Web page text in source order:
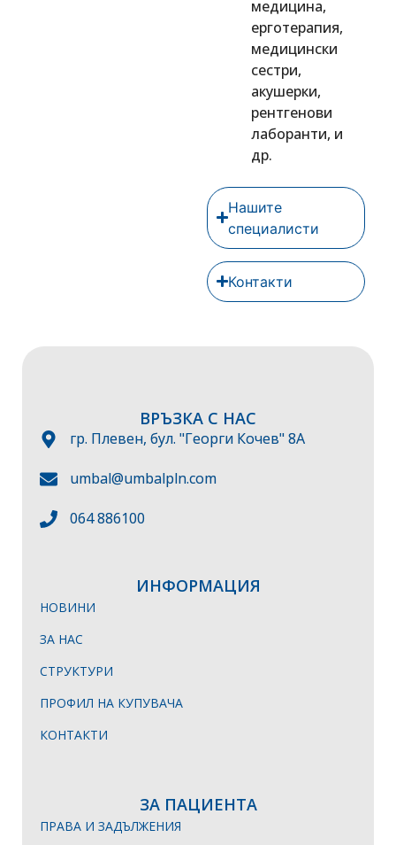
медицина,
ерготерапия,
медицински
сестри,
акушерки,
рентгенови
лаборанти, и
др.
Нашите
специалисти
Контакти
ИНФОРМАЦИЯ
НОВИНИ
ЗА НАС
СТРУКТУРИ
ПРОФИЛ НА КУПУВАЧА
КОНТАКТИ
ЗА ПАЦИЕНТА
ПРАВА И ЗАДЪЛЖЕНИЯ
ВРЪЗКА С НАС
гр. Плевен, бул. "Георги Кочев" 8А
umbal@umbalpln.com
064 886100